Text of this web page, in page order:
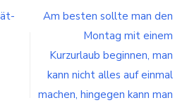
Am besten sollte man den
Montag mit einem
Kurzurlaub beginnen, man
kann nicht alles auf einmal
machen, hingegen kann man